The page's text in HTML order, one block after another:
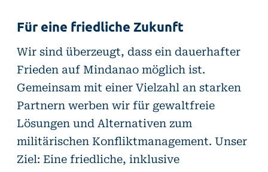
Für eine friedliche Zukunft
Wir sind überzeugt, dass ein dauerhafter
Frieden auf Mindanao möglich ist.
Gemeinsam mit einer Vielzahl an starken
Partnern werben wir für gewaltfreie
Lösungen und Alternativen zum
militärischen Konfliktmanagement. Unser
Ziel: Eine friedliche, inklusive